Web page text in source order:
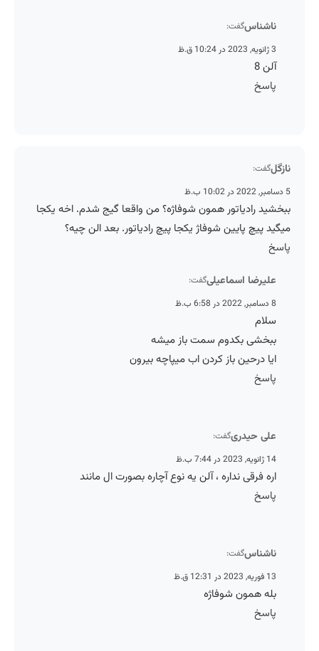
ناشناسگفت:
3 ژانویه, 2023 در 10:24 ق.ظ
آلن 8
پاسخ
نازگلگفت:
5 دسامبر, 2022 در 10:02 ب.ظ
ببخشید رادیاتور همون شوفاژه؟ من واقعا گیج شدم. اخه یکجا
میگید پیچ پایین شوفاژ یکجا پیچ رادیاتور. بعد الن چیه؟
پاسخ
علیرضا اسماعیلیگفت:
8 دسامبر, 2022 در 6:58 ب.ظ
سلام
ببخشی بکدوم سمت باز میشه
ایا درحین باز کردن اب میپاچه بیرون
پاسخ
علی حیدریگفت:
14 ژانویه, 2023 در 7:44 ب.ظ
اره فرقی نداره ، آلن یه نوع آچاره بصورت ال مانند
پاسخ
ناشناسگفت:
13 فوریه, 2023 در 12:31 ق.ظ
بله همون شوفاژه
پاسخ